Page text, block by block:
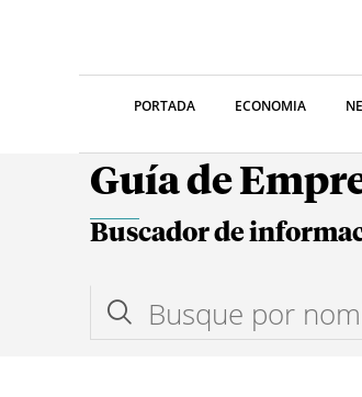
PORTADA ECONOMIA
Guía de
Buscador de